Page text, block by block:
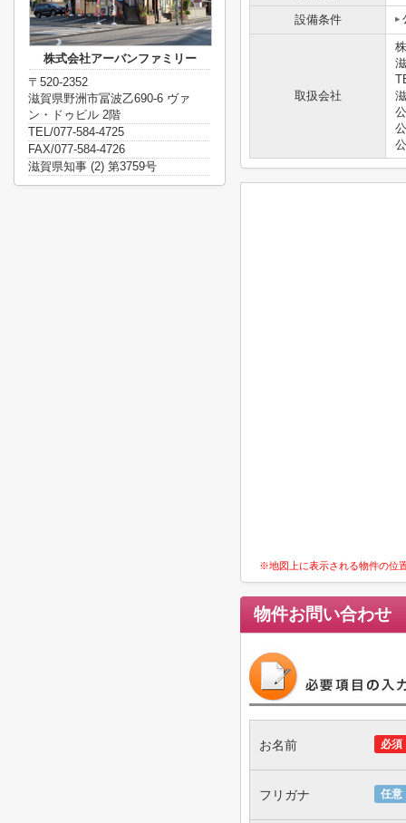
設備条件
取扱会社
※地図上に表示される物件の位
物件お問い合わせ
必須
お名前
任意
フリガナ
株式会社アーバンファミリー
〒520-2352
滋賀県野洲市冨波乙690-6 ヴァ
ン・ドゥビル 2階
TEL/077-584-4725
FAX/077-584-4726
滋賀県知事 (2) 第3759号